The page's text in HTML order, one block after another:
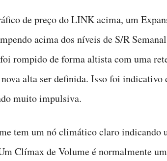
de preço do LINK acima, um
acima dos níveis de S/R
rompido de forma altista com uma
alta ser definida. Isso foi indicativo
muito impulsiva.
tem um nó climático claro indicando
Clímax de Volume é normalmente